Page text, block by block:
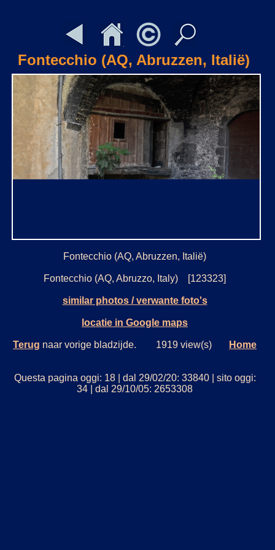
Fontecchio (AQ, Abruzzen, Italië)
Fontecchio (AQ, Abruzzen, Italië)
Fontecchio (AQ, Abruzzo, Italy) [123323]
similar photos / verwante foto's
locatie in Google maps
Terug naar vorige bladzijde. 1919 view(s) Home
Questa pagina oggi: 18 | dal 29/02/20: 33840 | sito oggi:
34 | dal 29/10/05: 2653308